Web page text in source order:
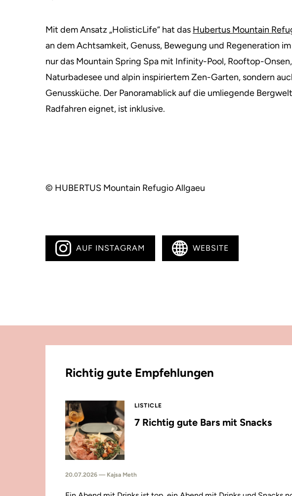
Mit dem Ansatz „HolisticLife“ hat das Hubertus Mountain
an dem Achtsamkeit, Genuss, Bewegung und Regeneration
nur das Mountain Spring Spa mit Infinity-Pool, Rooftop-
Naturbadesee und alpin inspiriertem Zen-Garten, sondern
Genussküche. Der Panoramablick auf die umliegende
Radfahren eignet, ist inklusive.
© HUBERTUS Mountain Refugio Allgaeu
AUF INSTAGRAM WEBSITE
Richtig gute Empfehlungen
LISTICLE
7 Richtig gute Bars mit Snacks
20.07.2026 — Kajsa Meth